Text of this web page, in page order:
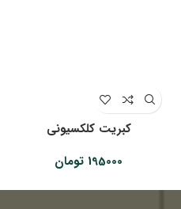
کبریت کلکسیونی
195000 تومان